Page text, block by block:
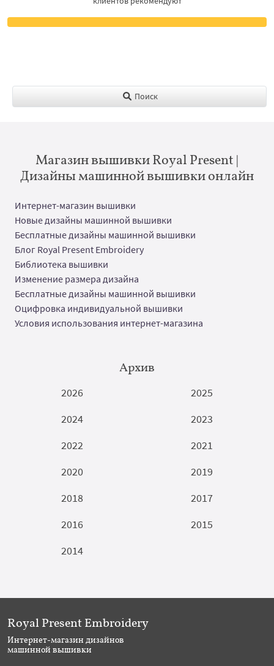
Поиск
Магазин вышивки Royal Present |
Дизайны машинной вышивки онлайн
Интернет-магазин вышивки
Новые дизайны машинной вышивки
Бесплатные дизайны машинной вышивки
Блог Royal Present Embroidery
Библиотека вышивки
Изменение размера дизайна
Бесплатные дизайны машинной вышивки
Оцифровка индивидуальной вышивки
Условия использования интернет-магазина
Архив
2026
2025
2024
2023
2022
2021
2020
2019
2018
2017
2016
2015
2014
Royal Present Embroidery
Интернет-магазин дизайнов
машинной вышивки